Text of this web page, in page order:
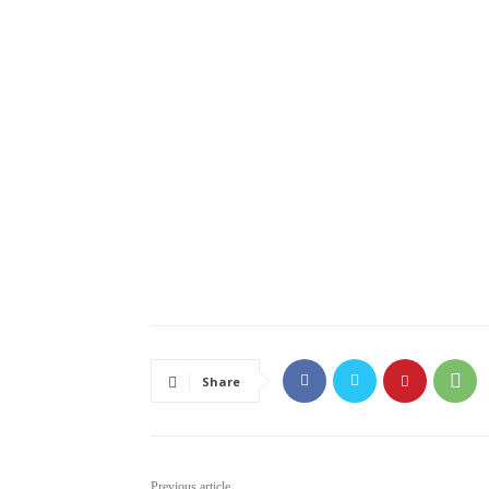
Share